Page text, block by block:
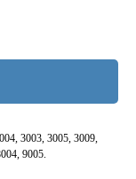
3003, 3005, 3009,
9005.